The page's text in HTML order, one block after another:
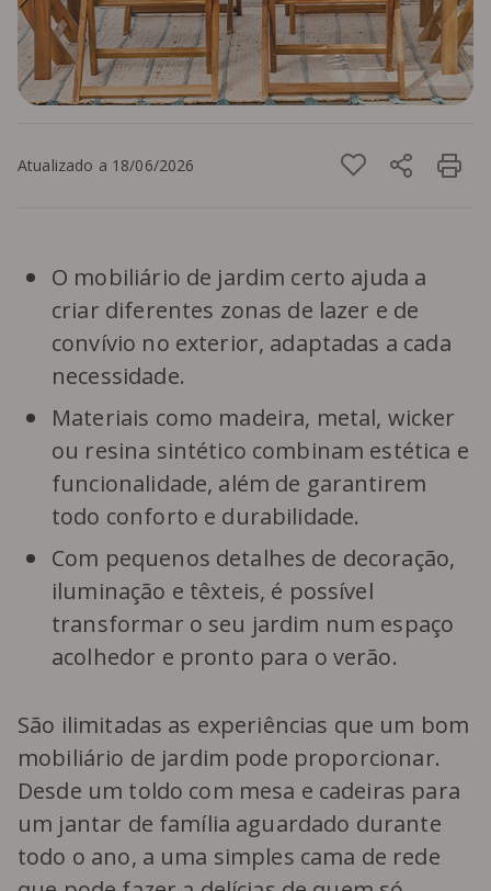
Atualizado a 18/06/2026
O mobiliário de jardim certo ajuda a
criar diferentes zonas de lazer e de
convívio no exterior, adaptadas a cada
necessidade.
Materiais como madeira, metal, wicker
ou resina sintético combinam estética e
funcionalidade, além de garantirem
todo conforto e durabilidade.
Com pequenos detalhes de decoração,
iluminação e têxteis, é possível
transformar o seu jardim num espaço
acolhedor e pronto para o verão.
São ilimitadas as experiências que um bom
mobiliário de jardim pode proporcionar.
Desde um toldo com mesa e cadeiras para
um jantar de família aguardado durante
todo o ano, a uma simples cama de rede